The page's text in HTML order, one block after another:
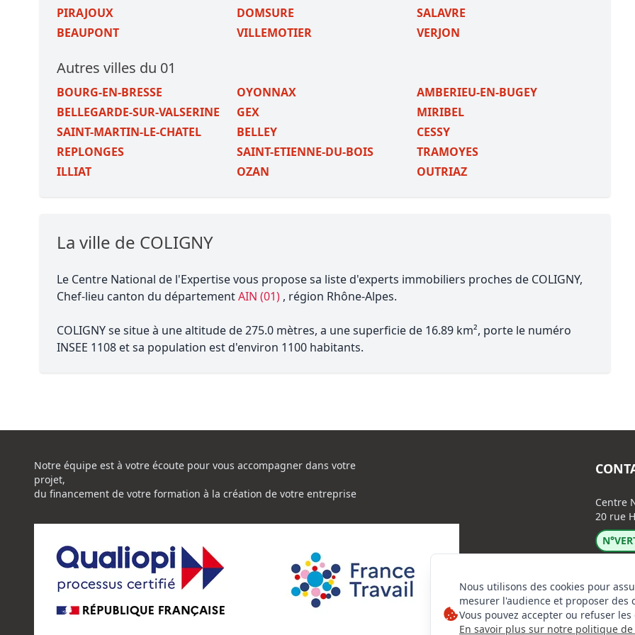
PIRAJOUX DOMSURE
SALAVRE
BEAUPONT
VILLEMOTIER VERJON
Autres villes du 01
BOURG-EN-BRESSE OYONNAX
AMBERIEU-EN-BUGEY
BELLEGARDE-SUR-VALSERINE
GEX
MIRIBEL
SAINT-MARTIN-LE-CHATEL
BELLEY
CESSY
REPLONGES
SAINT-ETIENNE-DU-BOIS
TRAMOYES
ILLIAT
OZAN OUTRIAZ
La ville de COLIGNY
Le Centre National de l'Expertise vous propose sa liste d'experts immobiliers proches de COLIGNY,
Chef-lieu canton du départementAIN (01) , région Rhône-Alpes.
COLIGNY se situe à une altitude de 275.0 mètres, a une superficie de 16.89 km², porte le numéro
INSEE 1108 et sa population est d'environ 1100 habitants.
Nous utilisons des cookies pour
mesurer l'audience et proposer des
Vous pouvez accepter ou refuser
En savoir plus sur notre politique
Notre équipe est à votre écoute pour vous accompagner dans votre
projet,
du financement de votre formation à la création de votre entreprise
Centre
20 rue